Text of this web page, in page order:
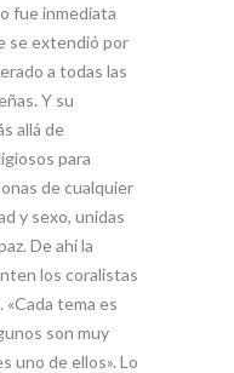
fue inmediata
se extendió por
a todas las
Y su
allá de
para
de cualquier
y sexo, unidas
De ahí la
los coralistas
tema es
son muy
uno de ellos». Lo